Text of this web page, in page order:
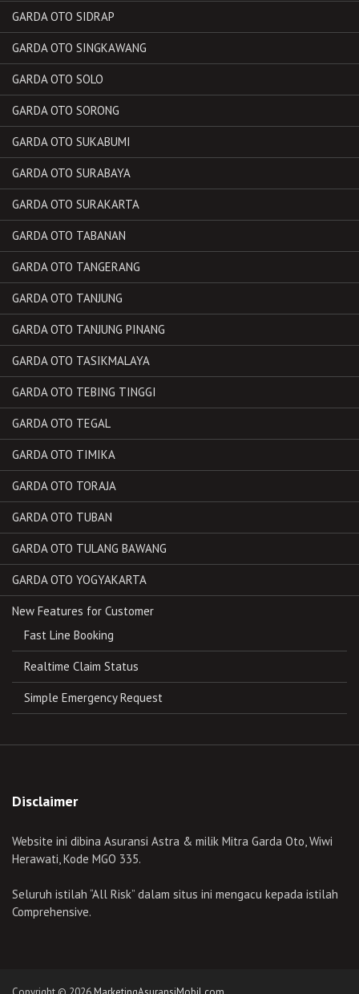
GARDA OTO SIDRAP
GARDA OTO SINGKAWANG
GARDA OTO SOLO
GARDA OTO SORONG
GARDA OTO SUKABUMI
GARDA OTO SURABAYA
GARDA OTO SURAKARTA
GARDA OTO TABANAN
GARDA OTO TANGERANG
GARDA OTO TANJUNG
GARDA OTO TANJUNG PINANG
GARDA OTO TASIKMALAYA
GARDA OTO TEBING TINGGI
GARDA OTO TEGAL
GARDA OTO TIMIKA
GARDA OTO TORAJA
GARDA OTO TUBAN
GARDA OTO TULANG BAWANG
GARDA OTO YOGYAKARTA
New Features for Customer
Fast Line Booking
Realtime Claim Status
Simple Emergency Request
Disclaimer
Website ini dibina Asuransi Astra & milik Mitra Garda Oto, Wiwi
Herawati, Kode MGO 335.
Seluruh istilah “All Risk” dalam situs ini mengacu kepada istilah
Comprehensive.